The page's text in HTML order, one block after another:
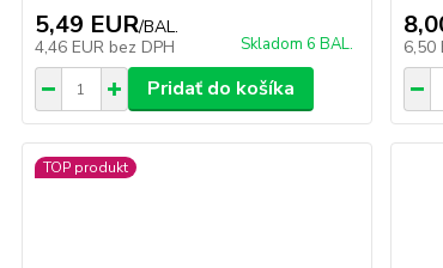
5,49 EUR/BAL.
4,46 EUR bez DPH Skladom 6 BAL.
Pridať do košíka
6,50
TOP produkt